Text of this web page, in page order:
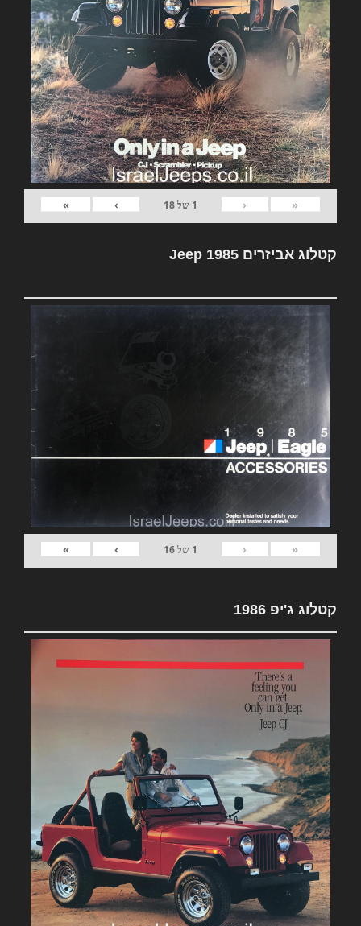
«
‹
1 של18
›
»
קטלוג אביזרים Jeep 1985
«
‹
1 של16
›
»
קטלוג ג'יפ 1986